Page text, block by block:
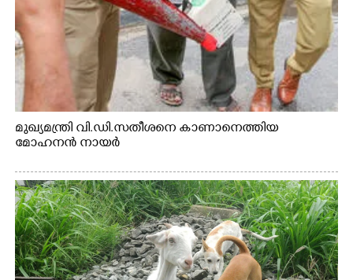
മുഖ്യമന്ത്രി വി.ഡി.സതീശനെ കാണാനെത്തിയ
മോഹനൻ നായർ